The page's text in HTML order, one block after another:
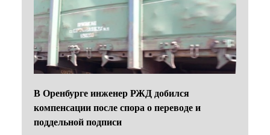
В Оренбурге инженер РЖД добился
компенсации после спора о переводе и
поддельной подписи